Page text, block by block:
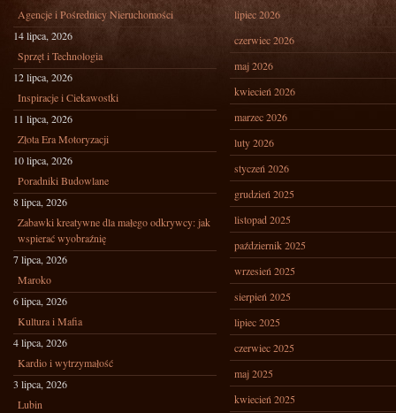
Agencje i Pośrednicy Nieruchomości
14 lipca, 2026
Sprzęt i Technologia
12 lipca, 2026
Inspiracje i Ciekawostki
11 lipca, 2026
Złota Era Motoryzacji
10 lipca, 2026
Poradniki Budowlane
8 lipca, 2026
Zabawki kreatywne dla małego odkrywcy: jak
wspierać wyobraźnię
7 lipca, 2026
Maroko
6 lipca, 2026
Kultura i Mafia
4 lipca, 2026
Kardio i wytrzymałość
3 lipca, 2026
Lubin
lipiec 2026
czerwiec 2026
maj 2026
kwiecień 2026
marzec 2026
luty 2026
styczeń 2026
grudzień 2025
listopad 2025
październik 2025
wrzesień 2025
sierpień 2025
lipiec 2025
czerwiec 2025
maj 2025
kwiecień 2025